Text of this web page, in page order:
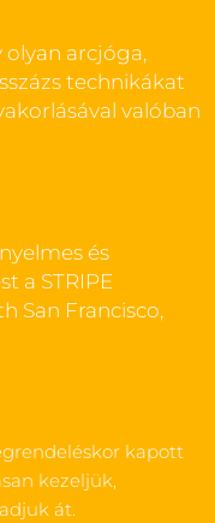
olyan arcjóga,
technikákat
valóban
és
a STRIPE
San Francisco,
kapott
kezeljük,
át.